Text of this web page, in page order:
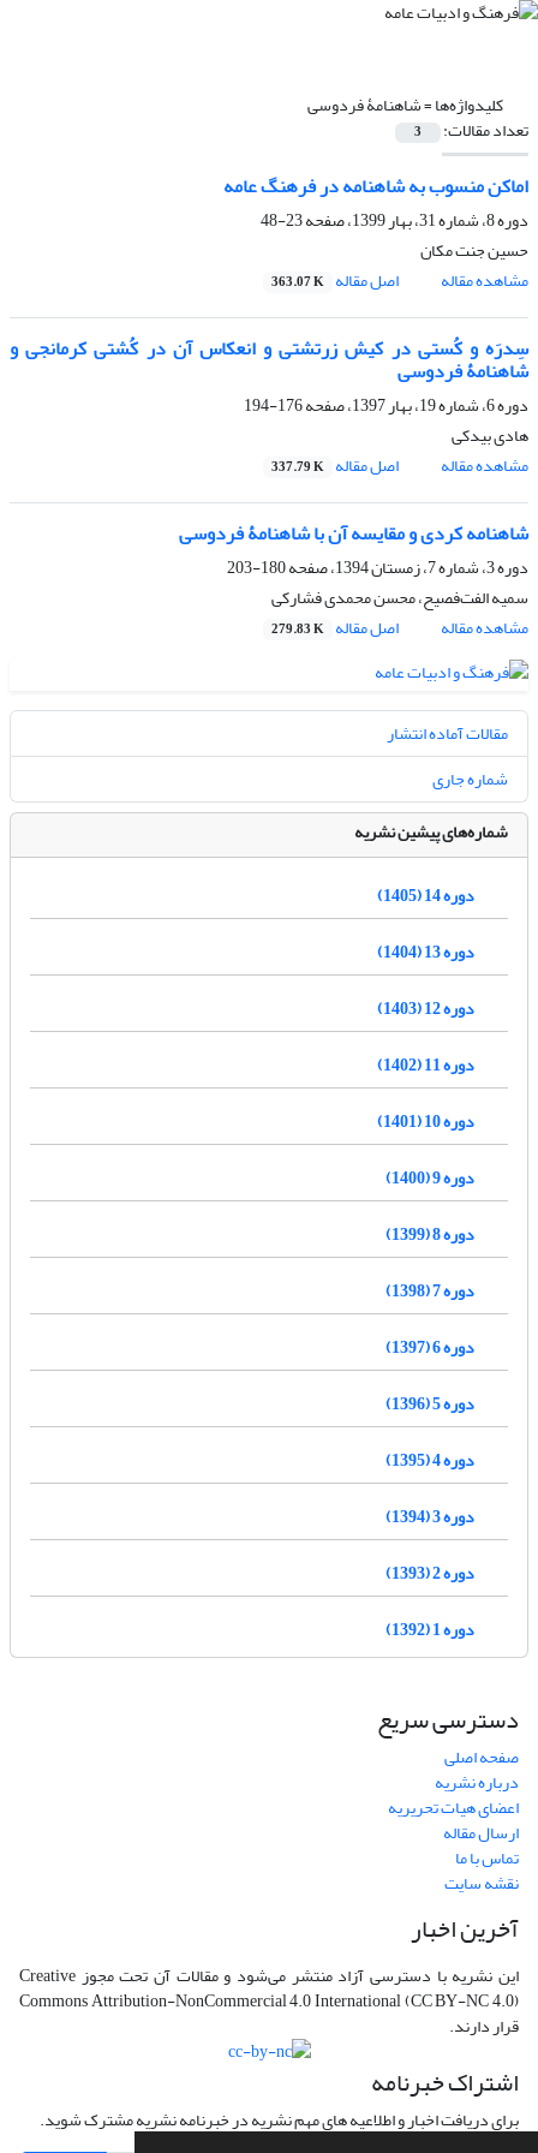
کلیدواژه‌ها =شاهنامۀ فردوسی
تعداد مقالات: 3
اماکن منسوب به شاهنامه در فرهنگ عامه
دوره 8، شماره 31، بهار 1399، صفحه
23-48
حسین جنت مکان
مشاهده مقاله
اصل مقاله 363.07 K
سِدرَه و کُستی در کیش زرتشتی و انعکاس آن در کُشتی کرمانجی و
شاهنامۀ فردوسی
دوره 6، شماره 19، بهار 1397، صفحه
176-194
هادی بیدکی
مشاهده مقاله
اصل مقاله 337.79 K
شاهنامه کردی و مقایسه آن با شاهنامۀ فردوسی
دوره 3، شماره 7، زمستان 1394، صفحه
180-203
سمیه الفت‌فصیح، محسن محمدی فشارکی
مشاهده مقاله
اصل مقاله 279.83 K
مقالات آماده انتشار
شماره جاری
شماره‌های پیشین نشریه
دوره 14 (1405)
دوره 13 (1404)
دوره 12 (1403)
دوره 11 (1402)
دوره 10 (1401)
دوره 9 (1400)
دوره 8 (1399)
دوره 7 (1398)
دوره 6 (1397)
دوره 5 (1396)
دوره 4 (1395)
دوره 3 (1394)
دوره 2 (1393)
دوره 1 (1392)
دسترسی سریع
صفحه اصلی
درباره نشریه
اعضای هیات تحریریه
ارسال مقاله
تماس با ما
نقشه سایت
آخرین اخبار
این نشریه با دسترسی آزاد منتشر می‌شود و مقالات آن تحت مجوز Creative
Commons Attribution-NonCommercial 4.0 International (CC BY-NC 4.0)
قرار دارند.
اشتراک خبرنامه
برای دریافت اخبار و اطلاعیه های مهم نشریه در خبرنامه نشریه مشترک شوید.